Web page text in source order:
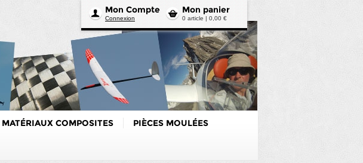
Mon panier
0 article | 0,00 €
Mon Compte
Connexion
MATÉRIAUX COMPOSITES PIÈCES MOULÉES